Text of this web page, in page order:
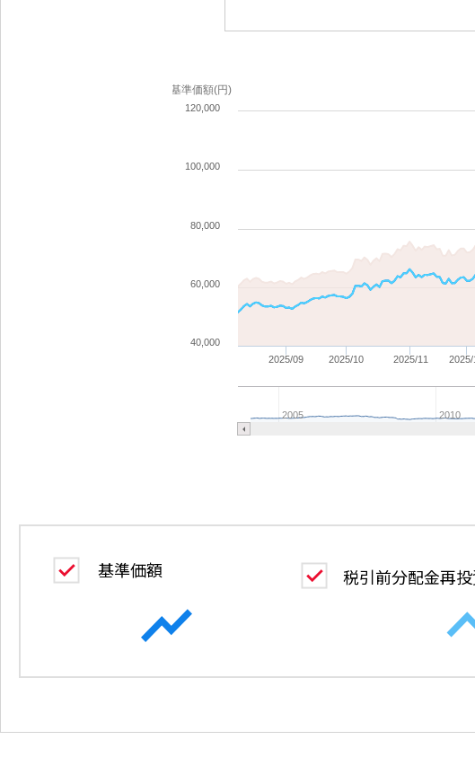
基準価額(円)
2025/09 2025/10 2025/11 2025/
2005 2010
40,000
60,000
80,000
100,000
120,000
基準価額 税引前分配金再